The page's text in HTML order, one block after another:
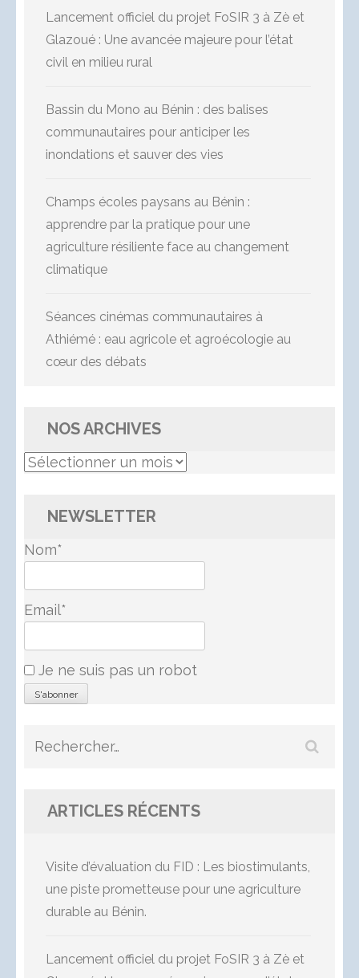
Lancement officiel du projet FoSIR 3 à Zè et
Glazoué : Une avancée majeure pour l’état
civil en milieu rural
Bassin du Mono au Bénin : des balises
communautaires pour anticiper les
inondations et sauver des vies
Champs écoles paysans au Bénin :
apprendre par la pratique pour une
agriculture résiliente face au changement
climatique
Séances cinémas communautaires à
Athiémé : eau agricole et agroécologie au
cœur des débats
NOS ARCHIVES
Nos
NEWSLETTER
Nom*
Email*
Je ne suis pas un robot
Rechercher :
ARTICLES RÉCENTS
Visite d’évaluation du FID : Les biostimulants,
une piste prometteuse pour une agriculture
durable au Bénin.
Lancement officiel du projet FoSIR 3 à Zè et